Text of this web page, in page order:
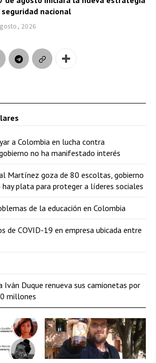
seguridad nacional
2026
a Colombia en lucha contra
no ha manifestado interés
Martínez goza de 80 escoltas, gobierno
hay plata para proteger a líderes sociales
de la educación en Colombia
de COVID-19 en empresa ubicada entre
Iván Duque renueva sus camionetas por
millones